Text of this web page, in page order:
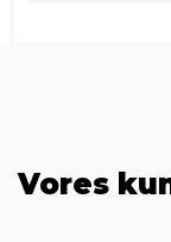
Vores